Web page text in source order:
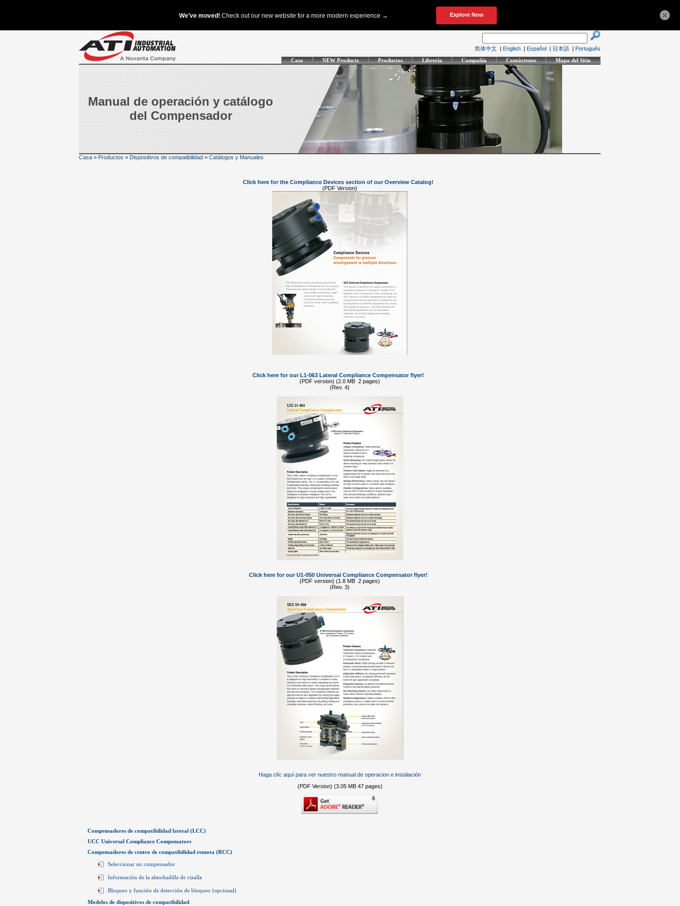
简体中文 | English | Español | 日本語 | Português
Casa
NEW Products Productos Librería Compañía Contáctenos Mapa del Sitio
Manual de operación y catálogo
del Compensador
Casa > Productos > Dispositivos de compatibilidad > Catálogos y Manuales
Click here for the Compliance Devices section of our Overview Catalog!
(PDF Version)
Click here for our L1-063 Lateral Compliance Compensator flyer!
(PDF version) (2.0 MB 2 pages)
(Rev. 4)
Click here for our U1-050 Universal Compliance Compensator flyer!
(PDF version) (1.8 MB 2 pages)
(Rev. 3)
Haga clíc aquí para ver nuestro manual de operacion e instalación
(PDF Version) (3.05 MB 47 pages)
Compensadores de compatibilidad lateral (LCC)
UCC Universal Compliance Compensators
Compensadores de centro de compatibilidad remota (RCC)
Seleccionar un compensador
Información de la almohadilla de cizalla
Bloqueo y función de detección de bloqueo (opcional)
Modelos de dispositivos de compatibilidad
×